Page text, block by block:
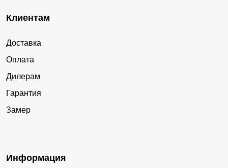
Клиентам
Доставка
Оплата
Дилерам
Гарантия
Замер
Информация